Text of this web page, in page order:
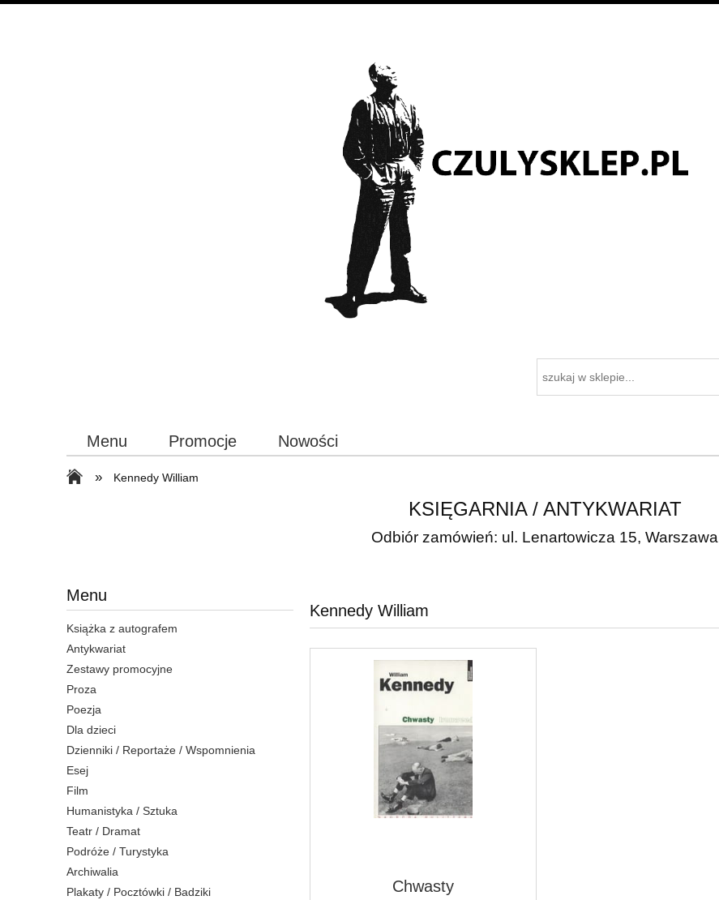
Menu Promocje Nowości
» Kennedy William
KSIĘGARNIA / ANTYKWARIAT
Odbiór zamówień: ul. Lenartowicza 15, Warszawa
Menu
Książka z autografem
Antykwariat
Zestawy promocyjne
Proza
Poezja
Dla dzieci
Dzienniki / Reportaże / Wspomnienia
Esej
Film
Humanistyka / Sztuka
Teatr / Dramat
Podróże / Turystyka
Archiwalia
Plakaty / Pocztówki / Badziki
Kennedy William
Chwasty